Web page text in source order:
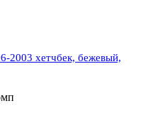
2003 хетчбек, бежевый,